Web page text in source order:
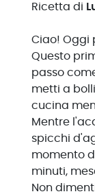
Ricetta di
Ciao! Oggi
Questo
passo
metti a
cucina
Mentre
spicchi
momento
minuti,
Non